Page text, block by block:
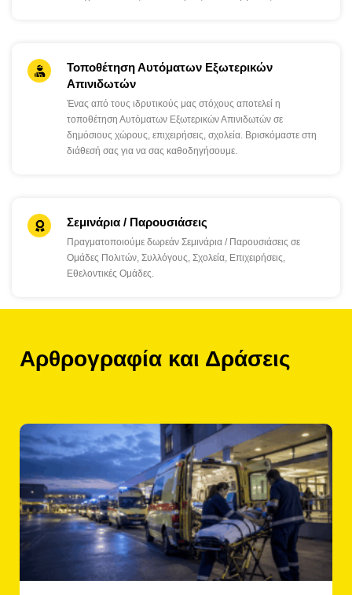
Τοποθέτηση Αυτόματων Εξωτερικών
Απινιδωτών
Ένας από τους ιδρυτικούς μας στόχους αποτελεί η
τοποθέτηση Αυτόματων Εξωτερικών Απινιδωτών σε
δημόσιους χώρους, επιχειρήσεις, σχολεία. Βρισκόμαστε στη
διάθεσή σας για να σας καθοδηγήσουμε.
Σεμινάρια / Παρουσιάσεις
Πραγματοποιούμε δωρεάν Σεμινάρια / Παρουσιάσεις σε
Ομάδες Πολιτών, Συλλόγους, Σχολεία, Επιχειρήσεις,
Εθελοντικές Ομάδες.
Αρθρογραφία και Δράσεις